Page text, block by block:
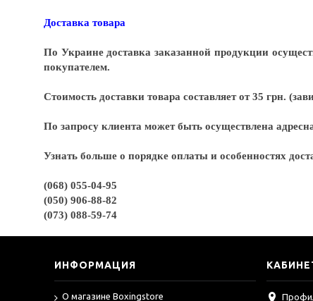
Доставка товара
По Украине доставка заказанной продукции
покупателем.
Стоимость доставки товара составляет от 35 грн.
По запросу клиента может быть осуществлена
Узнать больше о порядке оплаты и особенностях
(068) 055-04-95
(050) 906-88-82
(073) 088-59-74
ИНФОРМАЦИЯ
О магазине Boxingstore